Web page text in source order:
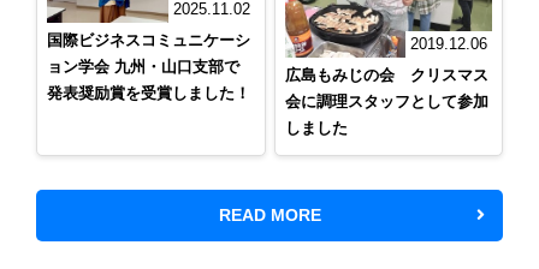
2025.11.02
国際ビジネスコミュニケーシ
ョン学会 九州・山口支部で
発表奨励賞を受賞しました！
2019.12.06
広島もみじの会 クリスマス
会に調理スタッフとして参加
しました
READ MORE